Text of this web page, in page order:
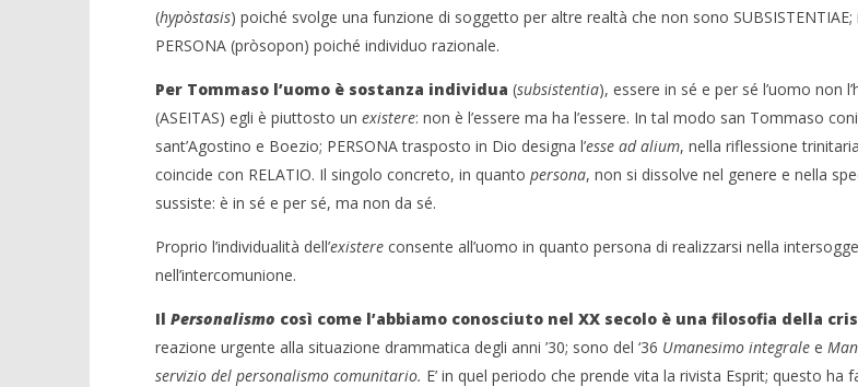
(hypòstasis) poiché svolge una funzione di soggetto per altre realtà che non sono SUBSISTENTIAE;
PERSONA (pròsopon) poiché individuo razionale.
Per Tommaso l’uomo è sostanza individua (subsistentia), essere in sé e per sé l’uomo non
(ASEITAS) egli è piuttosto un existere: non è l’essere ma ha l’essere. In tal modo san Tommaso
sant’Agostino e Boezio; PERSONA trasposto in Dio designa l’esse ad alium, nella riflessione
coincide con RELATIO. Il singolo concreto, in quanto persona, non si dissolve nel genere e nella
sussiste: è in sé e per sé, ma non da sé.
Proprio l’individualità dell’existere consente all’uomo in quanto persona di realizzarsi nella
nell’intercomunione.
Il Personalismo così come l’abbiamo conosciuto nel XX secolo è una filosofia della
reazione urgente alla situazione drammatica degli anni ’30; sono del ‘36 Umanesimo integrale e
servizio del personalismo comunitario. E’ in quel periodo che prende vita la rivista Esprit; questo ha